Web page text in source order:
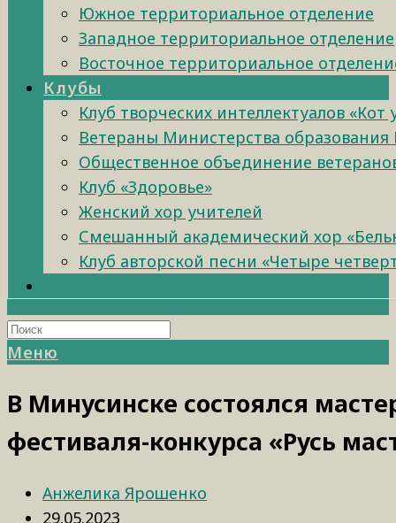
Южное территориальное отделение
Западное территориальное отделение
Восточное территориальное
Клубы
Клуб творческих интеллектуалов «Кот
Ветераны Министерства образования
Общественное объединение
Клуб «Здоровье»
Женский хор учителей
Смешанный академический хор
Клуб авторской песни «Четыре
Меню
В Минусинске состоялся
фестиваля-конкурса «Русь
Анжелика Ярошенко
29.05.2023